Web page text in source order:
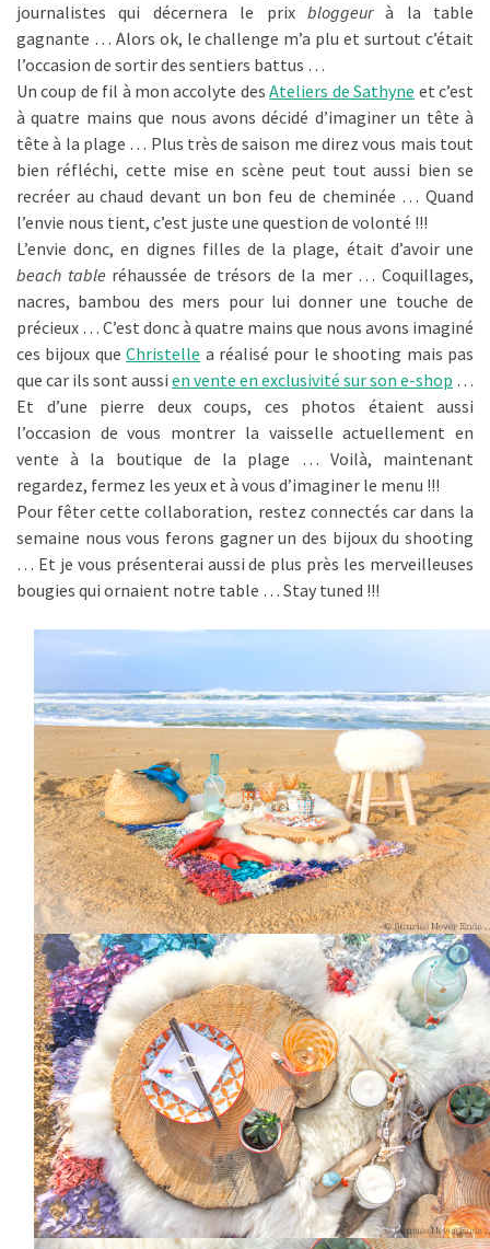
journalistes qui décernera le prix bloggeurà la table
gagnante … Alors ok, le challenge m’a plu et surtout c’était
l’occasion de sortir des sentiers battus …
Un coup de fil à mon accolyte desAteliers de Sathyne et c’est
à quatre mains que nous avons décidé d’imaginer un tête à
tête à la plage … Plus très de saison me direz vous mais tout
bien réfléchi, cette mise en scène peut tout aussi bien se
recréer au chaud devant un bon feu de cheminée … Quand
l’envie nous tient, c’est juste une question de volonté !!!
L’envie donc, en dignes filles de la plage, était d’avoir une
beach table réhaussée de trésors de la mer … Coquillages,
nacres, bambou des mers pour lui donner une touche de
précieux … C’est donc à quatre mains que nous avons imaginé
ces bijoux queChristelle a réalisé pour le shooting mais pas
que car ils sont aussi en vente en exclusivité sur son e-shop …
Et d’une pierre deux coups, ces photos étaient aussi
l’occasion de vous montrer la vaisselle actuellement en
vente à la boutique de la plage … Voilà, maintenant
regardez, fermez les yeux et à vous d’imaginer le menu !!!
Pour fêter cette collaboration, restez connectés car dans la
semaine nous vous ferons gagner un des bijoux du shooting
… Et je vous présenterai aussi de plus près les merveilleuses
bougies qui ornaient notre table … Stay tuned !!!